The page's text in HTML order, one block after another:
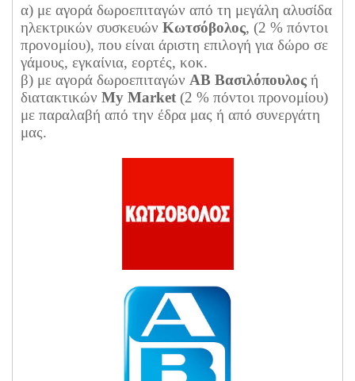
α) με αγορά δωροεπιταγών από τη μεγάλη αλυσίδα
ηλεκτρικών συσκευών Κωτσόβολος, (2 % πόντοι
προνομίου), που είναι άριστη επιλογή για δώρο σε
γάμους, εγκαίνια, εορτές, κοκ.
β) με αγορά δωροεπιταγών ΑΒ Βασιλόπουλος ή
διατακτικών My Market (2 % πόντοι προνομίου)
με παραλαβή από την έδρα μας ή από συνεργάτη
μας.